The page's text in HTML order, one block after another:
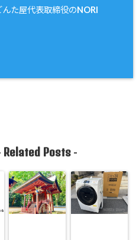
た屋代表取締役のNORI
Related Posts-